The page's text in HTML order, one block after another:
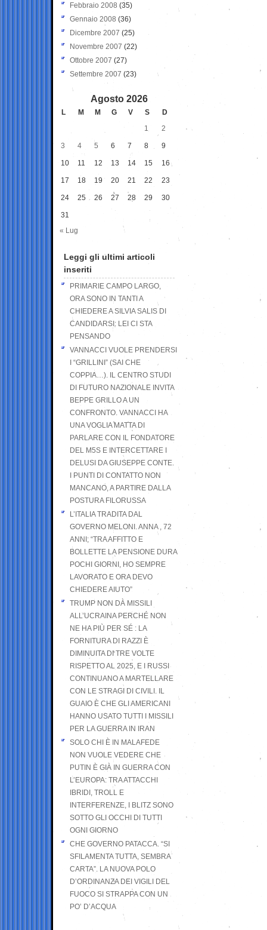
Febbraio 2008 (35)
Gennaio 2008 (36)
Dicembre 2007 (25)
Novembre 2007 (22)
Ottobre 2007 (27)
Settembre 2007 (23)
Agosto 2026
L M M G V S
D
1
2
3 4 5 6 7 8 9
10 11 12 13 14 15 16
17 18 19 20 21 22 23
24 25 26 27 28 29 30
31
« Lug
Leggi gli ultimi articoli
inseriti
PRIMARIE CAMPO LARGO,
ORA SONO IN TANTI A
CHIEDERE A SILVIA SALIS DI
CANDIDARSI: LEI CI STA
PENSANDO
VANNACCI VUOLE PRENDERSI
I “GRILLINI” (SAI CHE
COPPIA…). IL CENTRO STUDI
DI FUTURO NAZIONALE INVITA
BEPPE GRILLO A UN
CONFRONTO. VANNACCI HA
UNA VOGLIA MATTA DI
PARLARE CON IL FONDATORE
DEL M5S E INTERCETTARE I
DELUSI DA GIUSEPPE CONTE.
I PUNTI DI CONTATTO NON
MANCANO, A PARTIRE DALLA
POSTURA FILORUSSA
L’ITALIA TRADITA DAL
GOVERNO MELONI. ANNA , 72
ANNI; “TRA AFFITTO E
BOLLETTE LA PENSIONE DURA
POCHI GIORNI, HO SEMPRE
LAVORATO E ORA DEVO
CHIEDERE AIUTO”
TRUMP NON DÀ MISSILI
ALL’UCRAINA PERCHÉ NON
NE HA PIÙ PER SÉ : LA
FORNITURA DI RAZZI È
DIMINUITA DI TRE VOLTE
RISPETTO AL 2025, E I RUSSI
CONTINUANO A MARTELLARE
CON LE STRAGI DI CIVILI. IL
GUAIO È CHE GLI AMERICANI
HANNO USATO TUTTI I MISSILI
PER LA GUERRA IN IRAN
SOLO CHI È IN MALAFEDE
NON VUOLE VEDERE CHE
PUTIN È GIÀ IN GUERRA CON
L’EUROPA: TRA ATTACCHI
IBRIDI, TROLL E
INTERFERENZE, I BLITZ SONO
SOTTO GLI OCCHI DI TUTTI
OGNI GIORNO
CHE GOVERNO PATACCA. “SI
SFILAMENTA TUTTA, SEMBRA
CARTA”. LA NUOVA POLO
D’ORDINANZA DEI VIGILI DEL
FUOCO SI STRAPPA CON UN
PO’ D’ACQUA